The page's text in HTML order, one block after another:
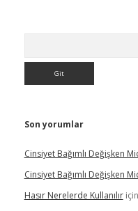
Son yorumlar
Cinsiyet Bağımlı Değişken
Cinsiyet Bağımlı Değişken
Hasır Nerelerde Kullanılıriçin